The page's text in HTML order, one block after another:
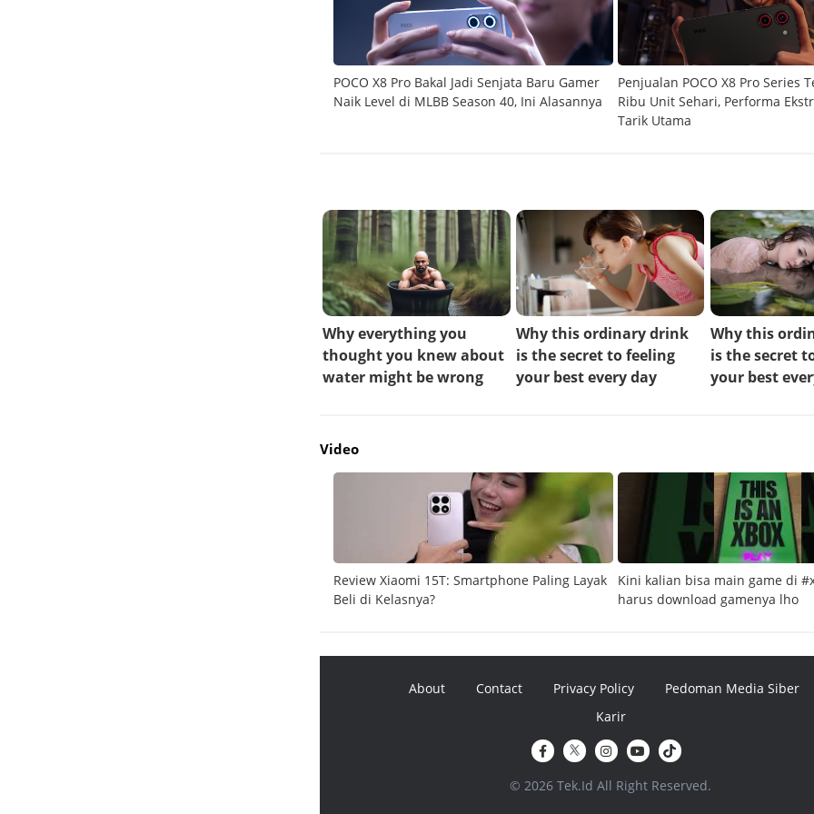
POCO X8 Pro Bakal Jadi Senjata Baru Gamer
Naik Level di MLBB Season 40, Ini Alasannya
Penjualan POCO X8 Pro Series
Ribu Unit Sehari, Performa
Tarik Utama
Video
Review Xiaomi 15T: Smartphone Paling Layak
Beli di Kelasnya?
Kini kalian bisa main game di
harus download gamenya lho
About Contact Privacy Policy
Pedoman Media Siber
Karir
© 2026 Tek.Id All Right Reserved.